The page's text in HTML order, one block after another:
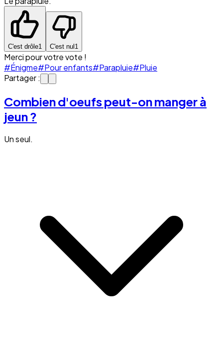
C'est drôle1 C'est nul 1
Merci pour votre vote !
#Énigme#Pour enfants#Parapluie#Pluie
Partager :
Combien d'oeufs peut-on manger à
jeun ?
Un seul.